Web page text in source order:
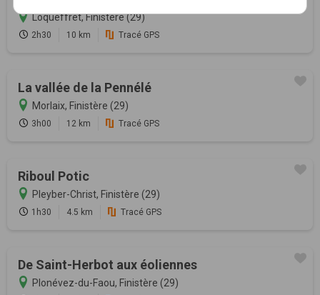
Loqueffret, Finistère (29)
2h30 10 km Tracé GPS
La vallée de la Pennélé
Morlaix, Finistère (29)
3h00 12 km Tracé GPS
Riboul Potic
Pleyber-Christ, Finistère (29)
1h30 4.5 km Tracé GPS
De Saint-Herbot aux éoliennes
Plonévez-du-Faou, Finistère (29)